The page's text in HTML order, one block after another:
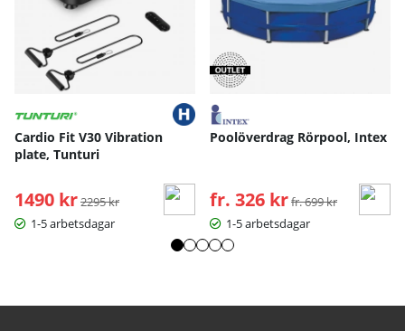
Cardio Fit V30 Vibration
plate, Tunturi
1490 kr Ordinarie pris:
2295 kr
1-5 arbetsdagar
Poolöverdrag Rörpool, Intex
fr. 326 kr Ordinarie pris:
fr. 699 kr
1-5 arbetsdagar